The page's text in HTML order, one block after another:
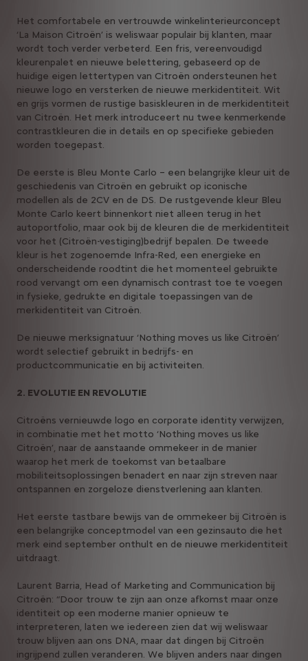
Het comfortabele en vertrouwde winkelinterieurconcept
‘La Maison Citroën’ is weliswaar populair bij klanten, maar
wordt toch verder verbeterd. Een fris, vereenvoudigd
kleurenpalet en nieuwe belettering, gebaseerd op de
huidige eigen lettertypen van Citroën ondersteunen het
nieuwe logo en versterken de nieuwe merkidentiteit. Wit
en grijs vormen de rustige basiskleuren in de merkidentiteit
van Citroën. Het merk introduceert nu twee kenmerkende
contrastkleuren die in details en op specifieke gebieden
worden toegepast.
De eerste is Bleu Monte Carlo – een belangrijke kleur uit de
geschiedenis van Citroën en gebruikt op iconische
modellen als de 2CV en de DS. De rustgevende kleur Bleu
Monte Carlo keert binnenkort niet alleen terug in het
autoportfolio, maar ook bij de kleuren die de merkidentiteit
voor het (Citroën-vestiging)bedrijf bepalen. De tweede
kleur is het zogenoemde Infra-Red, een energieke en
onderscheidende roodtint die het momenteel gebruikte
rood vervangt om een dynamisch contrast toe te voegen
in fysieke, gedrukte en digitale toepassingen van de
merkidentiteit van Citroën.
De nieuwe merksignatuur ‘Nothing moves us like Citroën’
wordt selectief gebruikt in bedrijfs- en
productcommunicatie en bij activiteiten.
2. EVOLUTIE EN REVOLUTIE
Citroëns vernieuwde logo en corporate identity verwijzen,
in combinatie met het motto ‘Nothing moves us like
Citroën’, naar de aanstaande ommekeer in de manier
waarop het merk de toekomst van betaalbare
mobiliteitsoplossingen benadert en naar zijn streven naar
ontspannen en zorgeloze dienstverlening aan klanten.
Het eerste tastbare bewijs van de ommekeer bij Citroën is
een belangrijke conceptmodel van een gezinsauto die het
merk eind september onthult en de nieuwe merkidentiteit
uitdraagt.
Laurent Barria, Head of Marketing and Communication bij
Citroën: “Door trouw te zijn aan onze afkomst maar onze
identiteit op een moderne manier opnieuw te
interpreteren, laten we iedereen zien dat wij weliswaar
trouw blijven aan ons DNA, maar dat dingen bij Citroën
ingrijpend zullen veranderen. We blijven anders naar dingen